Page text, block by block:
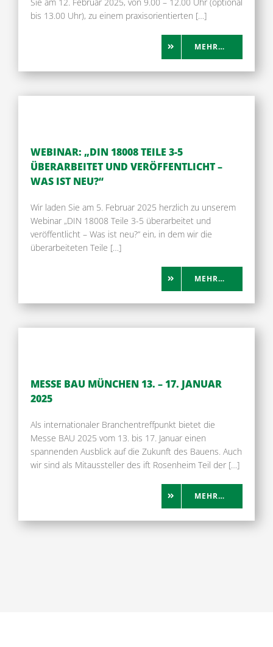
bis 13.00 Uhr), zu einem praxisorientierten […]
MEHR…
WEBINAR: „DIN 18008 TEILE 3-5
ÜBERARBEITET UND VERÖFFENTLICHT –
WAS IST NEU?“
Wir laden Sie am 5. Februar 2025 herzlich zu unserem
Webinar „DIN 18008 Teile 3-5 überarbeitet und
veröffentlicht – Was ist neu?“ ein, in dem wir die
überarbeiteten Teile […]
MEHR…
MESSE BAU MÜNCHEN 13. – 17. JANUAR
2025
Als internationaler Branchentreffpunkt bietet die
Messe BAU 2025 vom 13. bis 17. Januar einen
spannenden Ausblick auf die Zukunft des Bauens. Auch
wir sind als Mitaussteller des ift Rosenheim Teil der […]
MEHR…